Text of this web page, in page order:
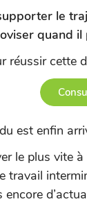
le
quand
réussir cette
est enfin
le plus vite
travail
encore